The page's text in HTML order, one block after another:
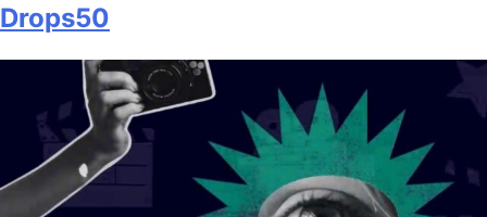
Drops50